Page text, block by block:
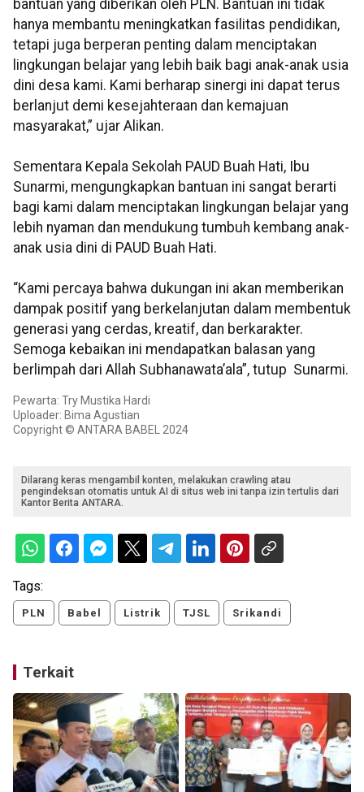
bantuan yang diberikan oleh PLN. Bantuan ini tidak
hanya membantu meningkatkan fasilitas pendidikan,
tetapi juga berperan penting dalam menciptakan
lingkungan belajar yang lebih baik bagi anak-anak usia
dini desa kami. Kami berharap sinergi ini dapat terus
berlanjut demi kesejahteraan dan kemajuan
masyarakat,” ujar Alikan.
Sementara Kepala Sekolah PAUD Buah Hati, Ibu
Sunarmi, mengungkapkan bantuan ini sangat berarti
bagi kami dalam menciptakan lingkungan belajar yang
lebih nyaman dan mendukung tumbuh kembang anak-
anak usia dini di PAUD Buah Hati.
“Kami percaya bahwa dukungan ini akan memberikan
dampak positif yang berkelanjutan dalam membentuk
generasi yang cerdas, kreatif, dan berkarakter.
Semoga kebaikan ini mendapatkan balasan yang
berlimpah dari Allah Subhanawata’ala”, tutup Sunarmi.
Pewarta: Try Mustika Hardi
Uploader: Bima Agustian
Copyright © ANTARA BABEL 2024
Dilarang keras mengambil konten, melakukan crawling atau
pengindeksan otomatis untuk AI di situs web ini tanpa izin tertulis dari
Kantor Berita ANTARA.
Tags:
PLN Babel Listrik TJSL Srikandi
Terkait